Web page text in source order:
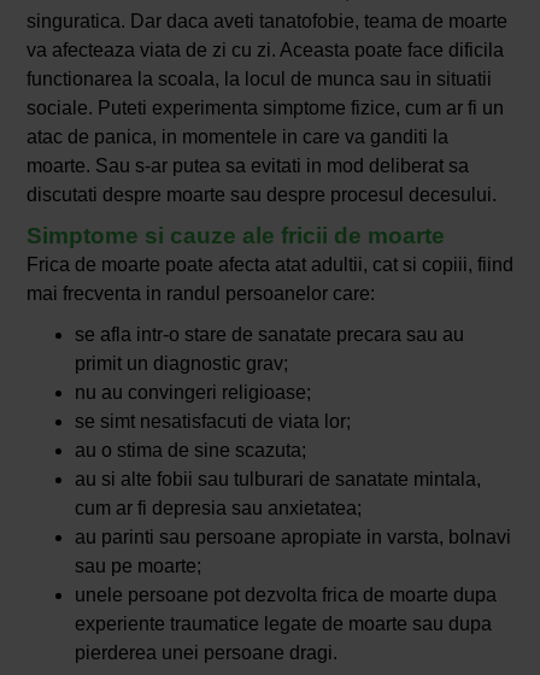
singuratica. Dar daca aveti tanatofobie, teama de moarte
va afecteaza viata de zi cu zi. Aceasta poate face dificila
functionarea la scoala, la locul de munca sau in situatii
sociale. Puteti experimenta simptome fizice, cum ar fi un
atac de panica, in momentele in care va ganditi la
moarte. Sau s-ar putea sa evitati in mod deliberat sa
discutati despre moarte sau despre procesul decesului.
Simptome si cauze ale fricii de moarte
Frica de moarte poate afecta atat adultii, cat si copiii, fiind
mai frecventa in randul persoanelor care:
se afla intr-o stare de sanatate precara sau au
primit un diagnostic grav;
nu au convingeri religioase;
se simt nesatisfacuti de viata lor;
au o stima de sine scazuta;
au si alte fobii sau tulburari de sanatate mintala,
cum ar fi depresia sau anxietatea;
au parinti sau persoane apropiate in varsta, bolnavi
sau pe moarte;
unele persoane pot dezvolta frica de moarte dupa
experiente traumatice legate de moarte sau dupa
pierderea unei persoane dragi.